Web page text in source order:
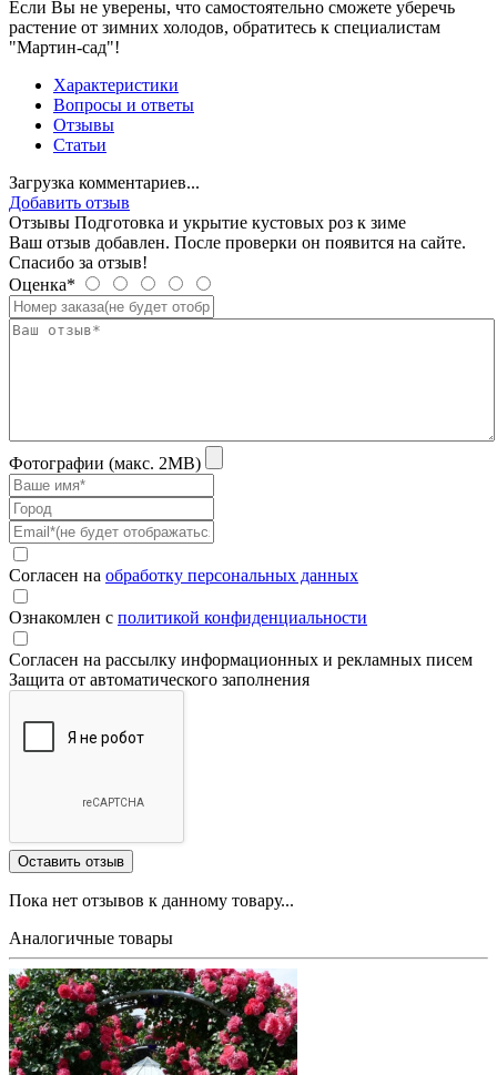
Если Вы не уверены, что самостоятельно сможете уберечь
растение от зимних холодов, обратитесь к специалистам
"Мартин-сад"!
Характеристики
Вопросы и ответы
Отзывы
Статьи
Загрузка комментариев...
Добавить отзыв
Отзывы Подготовка и укрытие кустовых роз к зиме
Ваш отзыв добавлен. После проверки он появится на сайте.
Спасибо за отзыв!
Оценка*
Фотографии (макс. 2MB)
Согласен на обработку персональных данных
Ознакомлен с политикой конфиденциальности
Согласен на рассылку информационных и рекламных писем
Защита от автоматического заполнения
Пока нет отзывов к данному товару...
Аналогичные товары